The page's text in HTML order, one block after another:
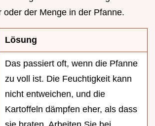
oder der Menge in der Pfanne.
Lösung
Das passiert oft, wenn die Pfanne
zu voll ist. Die Feuchtigkeit kann
nicht entweichen, und die
Kartoffeln dämpfen eher, als dass